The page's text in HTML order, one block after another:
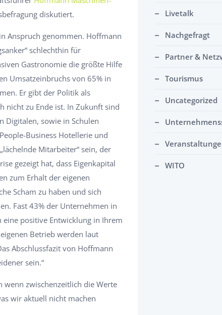
diskutiert.
Anspruch genommen. Hoffmann
schlechthin für
Gastronomie die größte Hilfe
Umsatzeinbruchs von 65% in
Er gibt der Politik als
nicht zu Ende ist. In Zukunft sind
Digitalen, sowie in Schulen
Business Hotellerie und
Mitarbeiter“ sein, der
gezeigt hat, dass Eigenkapital
zum Erhalt der eigenen
Scham zu haben und sich
Fast 43% der Unternehmen in
positive Entwicklung in Ihrem
Betrieb werden laut
Abschlussfazit von Hoffmann
sein.“
wenn zwischenzeitlich die Werte
wir aktuell nicht machen
Livetalk
Nachgefragt
Partner &
Tourismus
Uncategorized
WITO